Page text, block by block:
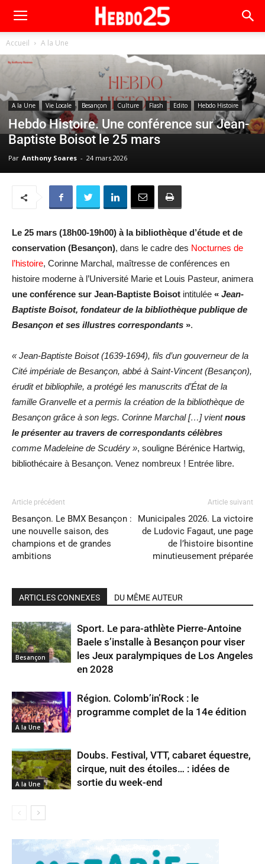
Accueil A la Une
A la Une Vie Locale Besançon Culture Flash Edito Hebdo Histoire
Hebdo Histoire. Une conférence sur Jean-
Baptiste Boisot le 25 mars
Par Anthony Soares - 24 mars 2026
Le 25 mars (18h00-19h00) à la bibliothèque d’étude et de
conservation (Besançon), dans le cadre des Nocturnes de
l’histoire, Corinne Marchal, maîtresse de conférences en
histoire moderne à l’Université Marie et Louis Pasteur, animera
une conférence sur Jean-Baptiste Boisot intitulée « Jean-
Baptiste Boisot, fondateur de la bibliothèque publique de
Besançon et ses illustres correspondants ».
« Jean-Baptiste Boisot (1639-1694), fils d’un gouverneur de la
Cité impériale de Besançon, abbé à Saint-Vincent (Besançon),
érudit et bibliophile, a protégé les manuscrits d’État de la
famille Granvelle et a permis la création de la bibliothèque de
Besançon grâce à son legs. Corinne Marchal […] vientnous
le présenter au travers de correspondants célèbres
comme Madeleine de Scudéry », souligne Bérénice Hartwig,
bibliothécaire à Besançon. Venez nombreux ! Entrée libre.
Article précédent
Besançon. Le BMX Besançon :
une nouvelle saison, des
champions et de grandes
ambitions
Article suivant
Municipales 2026. La victoire
de Ludovic Fagaut, une page
de l’histoire bisontine
minutieusement préparée
ARTICLES CONNEXES DU MÊME AUTEUR
Besançon
Sport. Le para-athlète Pierre-Antoine
Baele s’installe à Besançon pour viser
les Jeux paralympiques de Los Angeles
en 2028
A la Une
Région. Colomb’in’Rock : le
programme complet de la 14e édition
A la Une
Doubs. Festival, VTT, cabaret équestre,
cirque, nuit des étoiles… : idées de
sortie du week-end